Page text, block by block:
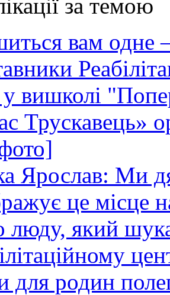
за темою
вам
у вишколі
Трускавець»
Ярослав: Ми
це місце
люду, який
для родин